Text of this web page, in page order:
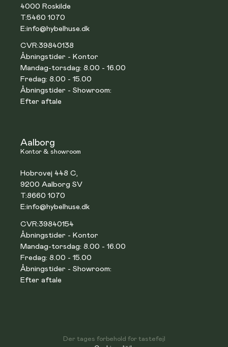
4000 Roskilde
T:5460 1070
E:info@hybelhuse.dk
CVR:39840138
Åbningstider - Kontor
Mandag-torsdag: 8.00 - 16.00
Fredag: 8.00 - 15.00
Åbningstider - Showroom:
Efter aftale
Aalborg
Kontor & showroom
Hobrovej 448 C,
9200 Aalborg SV
T:8660 1070
E:info@hybelhuse.dk
CVR:39840154
Åbningstider - Kontor
Mandag-torsdag: 8.00 - 16.00
Fredag: 8.00 - 15.00
Åbningstider - Showroom:
Efter aftale
Der tages forbehold for tastefejl